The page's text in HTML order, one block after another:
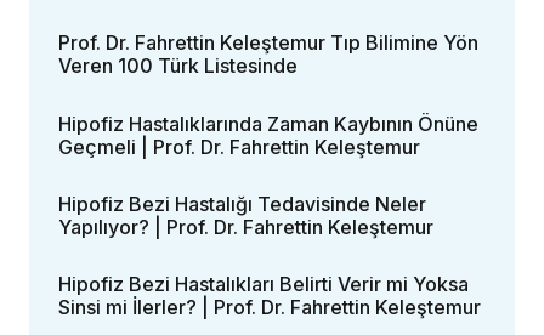
Prof. Dr. Fahrettin Keleştemur Tıp Bilimine Yön
Veren 100 Türk Listesinde
Hipofiz Hastalıklarında Zaman Kaybının Önüne
Geçmeli | Prof. Dr. Fahrettin Keleştemur
Hipofiz Bezi Hastalığı Tedavisinde Neler
Yapılıyor? | Prof. Dr. Fahrettin Keleştemur
Hipofiz Bezi Hastalıkları Belirti Verir mi Yoksa
Sinsi mi İlerler? | Prof. Dr. Fahrettin Keleştemur